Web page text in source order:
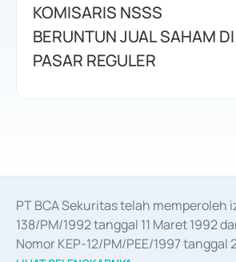
KOMISARIS NSSS
BERUNTUN JUAL SAHAM DI
PASAR REGULER
PT BCA Sekuritas telah memperoleh
138/PM/1992 tanggal 11 Maret 1992
Nomor KEP-12/PM/PEE/1997